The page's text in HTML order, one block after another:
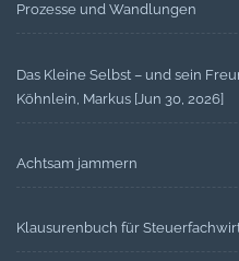
Prozesse und Wandlungen
Das Kleine Selbst – und sein
Köhnlein, Markus [Jun 30, 2026]
Achtsam jammern
Klausurenbuch für